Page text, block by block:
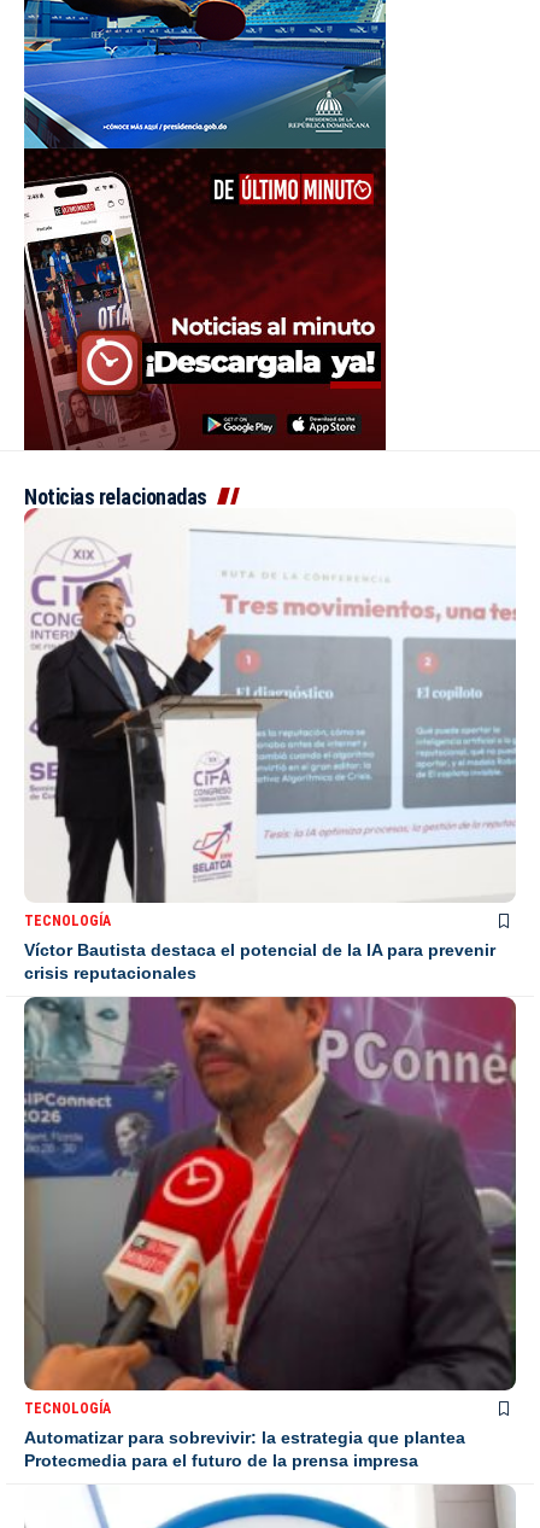
Noticias relacionadas
TECNOLOGÍA
Víctor Bautista destaca el potencial de la IA para prevenir
crisis reputacionales
TECNOLOGÍA
Automatizar para sobrevivir: la estrategia que plantea
Protecmedia para el futuro de la prensa impresa